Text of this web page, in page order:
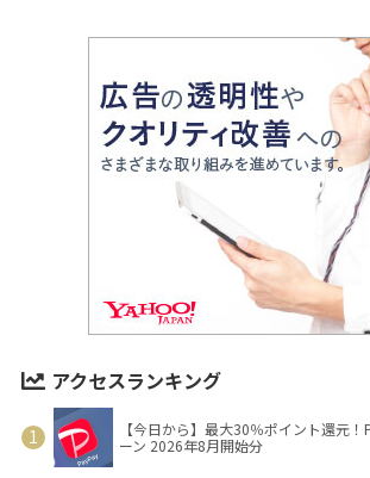
アクセスランキング
【今日から】最大30％ポイント還元
ーン 2026年8月開始分